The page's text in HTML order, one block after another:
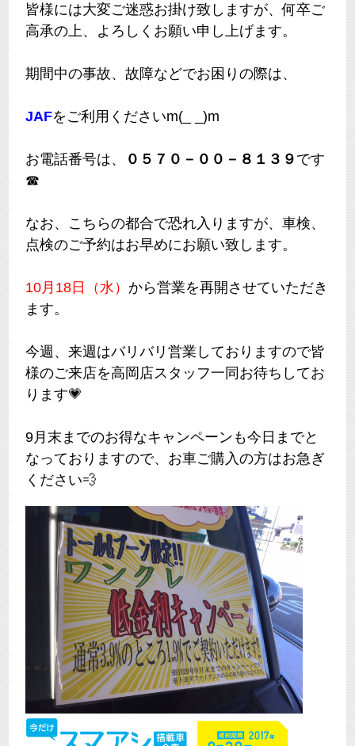
皆様には大変ご迷惑お掛け致しますが、何卒ご
高承の上、よろしくお願い申し上げます。
期間中の事故、故障などでお困りの際は、
JAFをご利用くださいm(_ _)m
お電話番号は、 ０５７０－００－８１３９ です
☎
なお、こちらの都合で恐れ入りますが、車検、
点検のご予約はお早めにお願い致します。
10月18日（水）から営業を再開させていただき
ます。
今週、来週はバリバリ営業しておりますので皆
様のご来店を高岡店スタッフ一同お待ちしてお
ります💗
9月末までのお得なキャンペーンも今日までと
なっておりますので、お車ご購入の方はお急ぎ
ください💨